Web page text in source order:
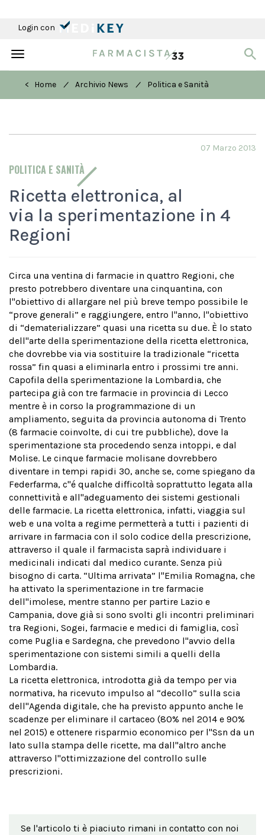
Login con
Toggle
< Home
/ Archivio News / Politica e Sanità
POLITICA E SANITÀ
07 Marzo 2013
Ricetta elettronica, al
via la sperimentazione in 4
Regioni
Circa una ventina di farmacie in quattro Regioni, che
presto potrebbero diventare una cinquantina, con
l''obiettivo di allargare nel più breve tempo possibile le
“prove generali” e raggiungere, entro l''anno, l''obiettivo
di “dematerializzare” quasi una ricetta su due. È lo stato
dell''arte della sperimentazione della ricetta elettronica,
che dovrebbe via via sostituire la tradizionale “ricetta
rossa” fin quasi a eliminarla entro i prossimi tre anni.
Capofila della sperimentazione la Lombardia, che
partecipa già con tre farmacie in provincia di Lecco
mentre è in corso la programmazione di un
ampliamento, seguita da provincia autonoma di Trento
(8 farmacie coinvolte, di cui tre pubbliche), dove la
sperimentazione sta procedendo senza intoppi, e dal
Molise. Le cinque farmacie molisane dovrebbero
diventare in tempi rapidi 30, anche se, come spiegano da
Federfarma, c''é qualche difficoltà soprattutto legata alla
connettività e all''adeguamento dei sistemi gestionali
delle farmacie. La ricetta elettronica, infatti, viaggia sul
web e una volta a regime permetterà a tutti i pazienti di
arrivare in farmacia con il solo codice della prescrizione,
attraverso il quale il farmacista saprà individuare i
medicinali indicati dal medico curante. Senza più
bisogno di carta. “Ultima arrivata” l''Emilia Romagna, che
ha attivato la sperimentazione in tre farmacie
dell''imolese, mentre stanno per partire Lazio e
Campania, dove già si sono svolti gli incontri preliminari
tra Regioni, Sogei, farmacie e medici di famiglia, così
come Puglia e Sardegna, che prevedono l''avvio della
sperimentazione con sistemi simili a quelli della
Lombardia.
La ricetta elettronica, introdotta già da tempo per via
normativa, ha ricevuto impulso al “decollo” sulla scia
dell''Agenda digitale, che ha previsto appunto anche le
scadenze per eliminare il cartaceo (80% nel 2014 e 90%
nel 2015) e ottenere risparmio economico per l''Ssn da un
lato sulla stampa delle ricette, ma dall''altro anche
attraverso l''ottimizzazione del controllo sulle
prescrizioni.
Se l'articolo ti è piaciuto rimani in contatto con noi